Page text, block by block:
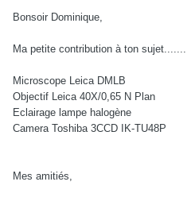
Bonsoir Dominique,
Ma petite contribution à ton sujet.......
Microscope Leica DMLB
Objectif Leica 40X/0,65 N Plan
Eclairage lampe halogène
Camera Toshiba 3CCD IK-TU48P
Mes amitiés,